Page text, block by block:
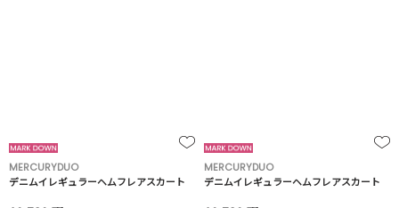
MERCURYDUO
デニムイレギュラーヘムフレアスカート
MERCURYDUO
デニムイレギュラーヘムフレアスカート